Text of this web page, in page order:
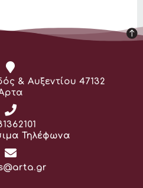
& Αυξεντίου 47132
Τηλέφωνα